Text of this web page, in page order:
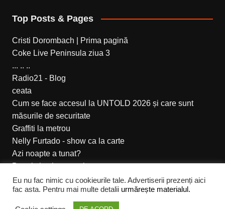
Top Posts & Pages
Cristi Dorombach | Prima pagină
Coke Live Peninsula ziua 3
... .. ..
Radio21 - Blog
ceata
Cum se face accesul la UNTOLD 2026 și care sunt
măsurile de securitate
Graffiti la metrou
Nelly Furtado - show ca la carte
Azi noapte a tunat?
Bunul simt la romani
Eu nu fac nimic cu cookieurile tale. Advertiserii prezenți aici
fac asta. Pentru mai multe detalii urmărește materialul.